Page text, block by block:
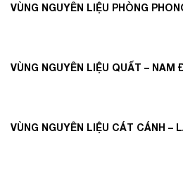
VÙNG NGUYÊN LIỆU PHÒNG
VÙNG NGUYÊN LIỆU QUẤT – NAM
VÙNG NGUYÊN LIỆU CÁT CÁNH –